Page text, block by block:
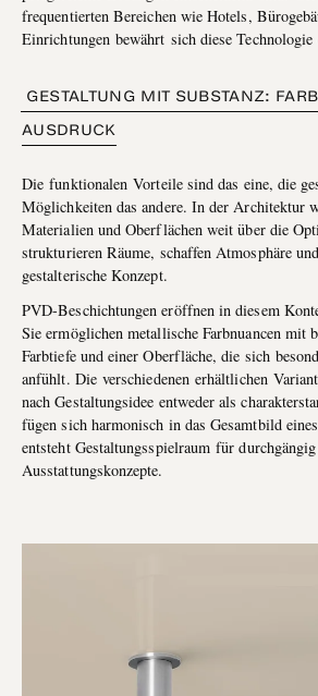
frequentierten Bereichen wie Hotels,
Einrichtungen bewährt sich diese Technologie
GESTALTUNG MIT SUBSTANZ:
AUSDRUCK
Die funktionalen Vorteile sind das eine, die
Möglichkeiten das andere. In der Architektur
Materialien und Oberflächen weit über die
strukturieren Räume, schaffen Atmosphäre
gestalterische Konzept.
PVD-Beschichtungen eröffnen in diesem
Sie ermöglichen metallische Farbnuancen mit
Farbtiefe und einer Oberfläche, die sich
anfühlt. Die verschiedenen erhältlichen
nach Gestaltungsidee entweder als
fügen sich harmonisch in das Gesamtbild
entsteht Gestaltungsspielraum für
Ausstattungskonzepte.